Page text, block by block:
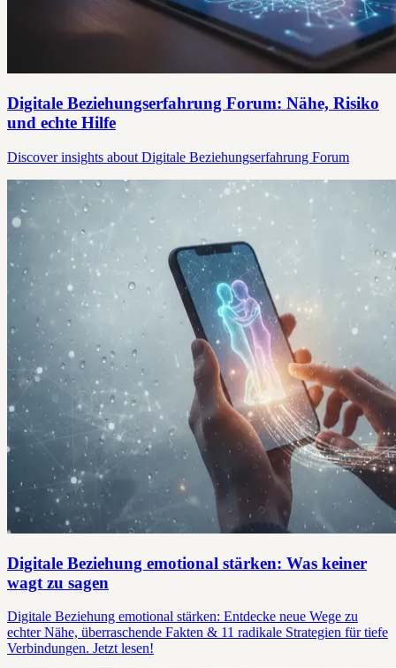
Digitale Beziehungserfahrung Forum: Nähe, Risiko
und echte Hilfe
Discover insights about Digitale Beziehungserfahrung Forum
Digitale Beziehung emotional stärken: Was keiner
wagt zu sagen
Digitale Beziehung emotional stärken: Entdecke neue Wege zu
echter Nähe, überraschende Fakten & 11 radikale Strategien für tiefe
Verbindungen. Jetzt lesen!